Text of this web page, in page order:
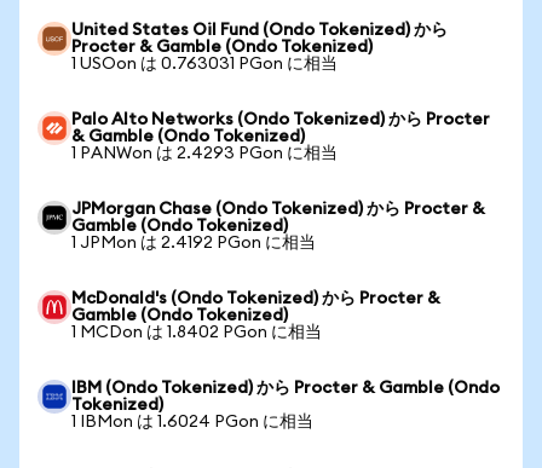
United States Oil Fund (Ondo Tokenized) から
Procter & Gamble (Ondo Tokenized)
1 USOon は 0.763031 PGon に相当
Palo Alto Networks (Ondo Tokenized) から Procter
& Gamble (Ondo Tokenized)
1 PANWon は 2.4293 PGon に相当
JPMorgan Chase (Ondo Tokenized) から Procter &
Gamble (Ondo Tokenized)
1 JPMon は 2.4192 PGon に相当
McDonald's (Ondo Tokenized) から Procter &
Gamble (Ondo Tokenized)
1 MCDon は 1.8402 PGon に相当
IBM (Ondo Tokenized) から Procter & Gamble (Ondo
Tokenized)
1 IBMon は 1.6024 PGon に相当